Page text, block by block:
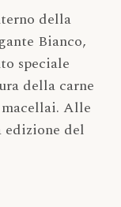
della
Bianco,
speciale
della carne
Alle
edizione del